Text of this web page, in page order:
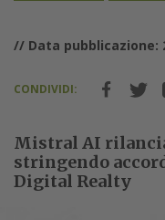
// Data pubblicazione:
CONDIVIDI:
Mistral AI
stringendo
Digital Realty